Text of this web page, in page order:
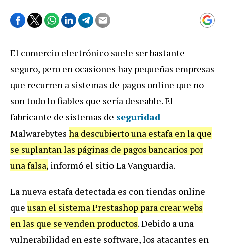
El comercio electrónico suele ser bastante
seguro, pero en ocasiones hay pequeñas empresas
que recurren a sistemas de pagos online que no
son todo lo fiables que sería deseable. El
fabricante de sistemas de seguridad
Malwarebytes ha descubierto una estafa en la que
se suplantan las páginas de pagos bancarios por
una falsa, informó el sitio La Vanguardia.
La nueva estafa detectada es con tiendas online
que usan el sistema Prestashop para crear webs
en las que se venden productos. Debido a una
vulnerabilidad en este software, los atacantes en